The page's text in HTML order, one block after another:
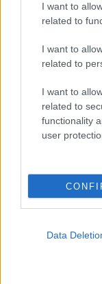
I want to
related to
I want to
related to
I want to
related to
functionality
user
Data